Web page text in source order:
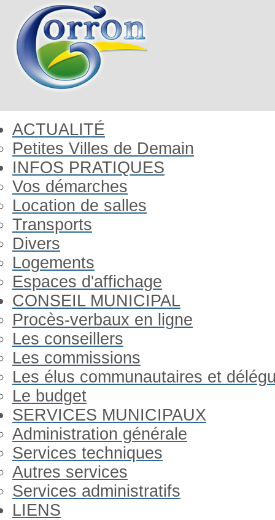
ACTUALITÉ
Petites Villes de Demain
INFOS PRATIQUES
Vos démarches
Location de salles
Transports
Divers
Logements
Espaces d'affichage
CONSEIL MUNICIPAL
Procès-verbaux en ligne
Les conseillers
Les commissions
Les élus communautaires et
Le budget
SERVICES MUNICIPAUX
Administration générale
Services techniques
Autres services
Services administratifs
LIENS